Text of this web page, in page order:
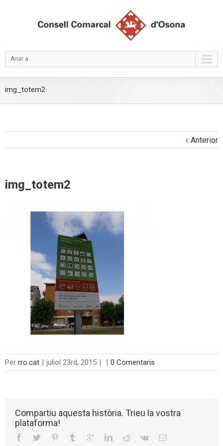
Anar a
img_totem2
Anterior
img_totem2
Per rro.cat | juliol 23rd, 2015 | | 0 Comentaris
Compartiu aquesta història. Trieu la vostra
plataforma!